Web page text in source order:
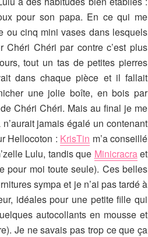
pour son papa. En ce qui me
ou cinq mini vases dans lesquels
Chéri par contre c’est plus
tout un tas de petites pierres
dans chaque pièce et il fallait
une jolie boîte, en bois par
Chéri Chéri. Mais au final je me
jamais égalé un contenant
Hellocoton : KrisTin m’a conseillé
Lulu, tandis que Minicracraet
pour moi toute seule). Ces belles
sympa et je n’ai pas tardé à
idéales pour une petite fille qui
autocollants en mousse et
Je ne savais pas trop ce que ça